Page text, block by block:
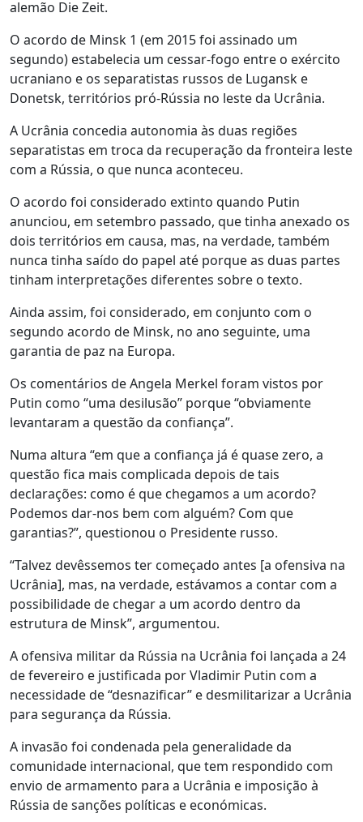
alemão Die Zeit.
O acordo de Minsk 1 (em 2015 foi assinado um
segundo) estabelecia um cessar-fogo entre o exército
ucraniano e os separatistas russos de Lugansk e
Donetsk, territórios pró-Rússia no leste da Ucrânia.
A Ucrânia concedia autonomia às duas regiões
separatistas em troca da recuperação da fronteira leste
com a Rússia, o que nunca aconteceu.
O acordo foi considerado extinto quando Putin
anunciou, em setembro passado, que tinha anexado os
dois territórios em causa, mas, na verdade, também
nunca tinha saído do papel até porque as duas partes
tinham interpretações diferentes sobre o texto.
Ainda assim, foi considerado, em conjunto com o
segundo acordo de Minsk, no ano seguinte, uma
garantia de paz na Europa.
Os comentários de Angela Merkel foram vistos por
Putin como “uma desilusão” porque “obviamente
levantaram a questão da confiança”.
Numa altura “em que a confiança já é quase zero, a
questão fica mais complicada depois de tais
declarações: como é que chegamos a um acordo?
Podemos dar-nos bem com alguém? Com que
garantias?”, questionou o Presidente russo.
“Talvez devêssemos ter começado antes [a ofensiva na
Ucrânia], mas, na verdade, estávamos a contar com a
possibilidade de chegar a um acordo dentro da
estrutura de Minsk”, argumentou.
A ofensiva militar da Rússia na Ucrânia foi lançada a 24
de fevereiro e justificada por Vladimir Putin com a
necessidade de “desnazificar” e desmilitarizar a Ucrânia
para segurança da Rússia.
A invasão foi condenada pela generalidade da
comunidade internacional, que tem respondido com
envio de armamento para a Ucrânia e imposição à
Rússia de sanções políticas e económicas.